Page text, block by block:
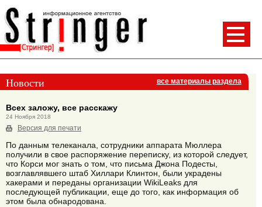
Новости все материалы раздела
Всех заложу, все расскажу
24 Ноября 2018
Версия для печати
По данным телеканала, сотрудники аппарата Мюллера
получили в свое распоряжение переписку, из которой следует,
что Корси мог знать о том, что письма Джона Подесты,
возглавлявшего штаб Хиллари Клинтон, были украдены
хакерами и переданы организации WikiLeaks для
последующей публикации, еще до того, как информация об
этом была обнародована.